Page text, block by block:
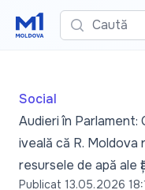
Caută
Social
Audieri în Parlament:
iveală că R. Moldova
resursele de apă ale
Publicat 13.05.2026